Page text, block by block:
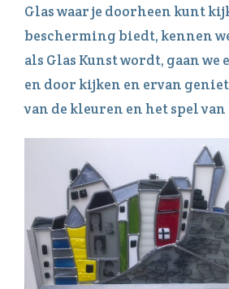
Glas waar je doorheen kunt
bescherming biedt, kennen
als Glas Kunst wordt, gaan we
en door kijken en ervan
van de kleuren en het spel